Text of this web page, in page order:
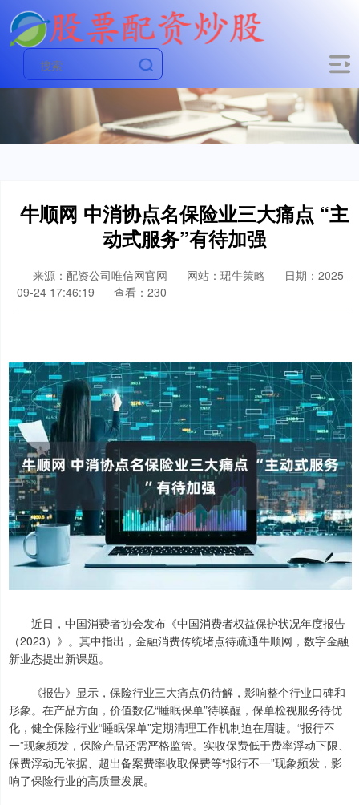
牛顺网 中消协点名保险业三大痛点 “主
动式服务”有待加强
来源：配资公司唯信网官网 网站：珺牛策略
日期：2025-
09-24 17:46:19
查看：230
近日，中国消费者协会发布《中国消费者权益保护状况年度报告
（2023）》。其中指出，金融消费传统堵点待疏通牛顺网，数字金融
新业态提出新课题。
《报告》显示，保险行业三大痛点仍待解，影响整个行业口碑和
形象。在产品方面，价值数亿“睡眠保单”待唤醒，保单检视服务待优
化，健全保险行业“睡眠保单”定期清理工作机制迫在眉睫。“报行不
一”现象频发，保险产品还需严格监管。实收保费低于费率浮动下限、
保费浮动无依据、超出备案费率收取保费等“报行不一”现象频发，影
响了保险行业的高质量发展。